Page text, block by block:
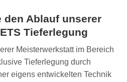
den Ablauf unserer
Tieferlegung
Meisterwerkstatt im Bereich
Tieferlegung durch
eigens entwickelten Technik